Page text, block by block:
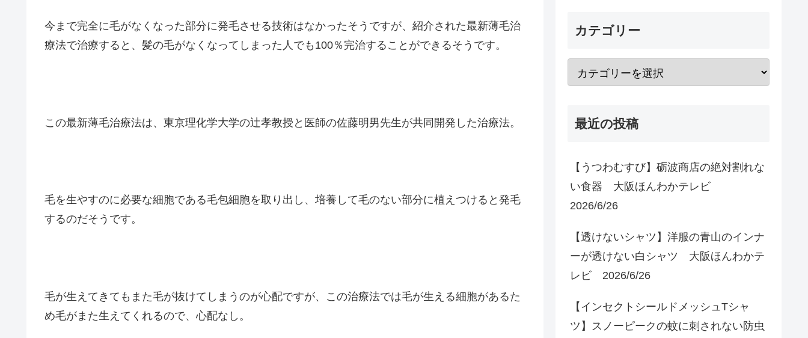
今まで完全に毛がなくなった部分に発毛させる技術はなかったそうですが、紹介された最新薄毛治
療法で治療すると、髪の毛がなくなってしまった人でも100％完治することができるそうです。
この最新薄毛治療法は、東京理化学大学の辻孝教授と医師の佐藤明男先生が共同開発した治療法。
毛を生やすのに必要な細胞である毛包細胞を取り出し、培養して毛のない部分に植えつけると発毛
するのだそうです。
毛が生えてきてもまた毛が抜けてしまうのが心配ですが、この治療法では毛が生える細胞があるた
め毛がまた生えてくれるので、心配なし。
カテゴリー
最近の投稿
【うつわむすび】砺波商店の絶対割れな
い食器 大阪ほんわかテレビ
2026/6/26
【透けないシャツ】洋服の青山のインナ
ーが透けない白シャツ 大阪ほんわかテ
レビ 2026/6/26
【インセクトシールドメッシュTシャ
ツ】スノーピークの蚊に刺されない防虫